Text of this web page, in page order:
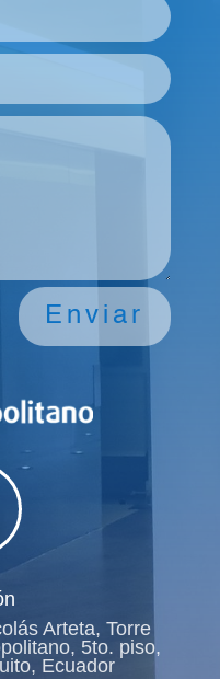
Enviar
Arteta, Torre
5to. piso,
Ecuador